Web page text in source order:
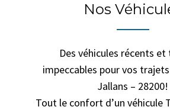
Nos
Des véhicules récents
impeccables pour vos
Jallans – 28200!
Tout le confort d’un véhicule